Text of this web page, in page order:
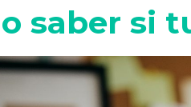
saber si